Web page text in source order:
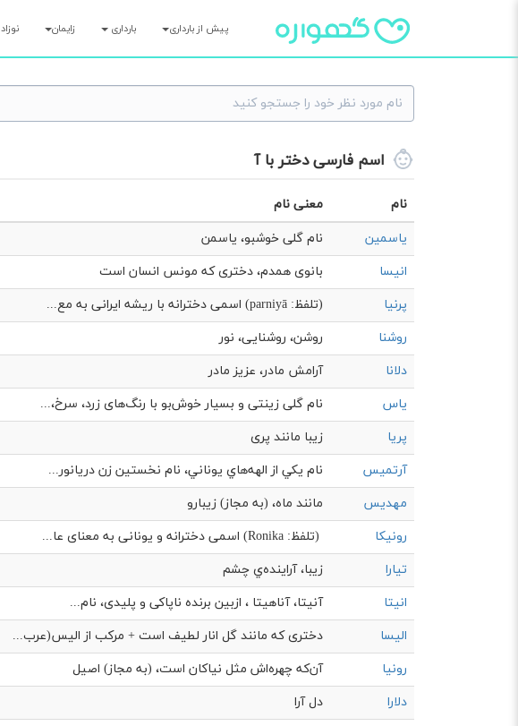
پیش از بارداری بارداری زایمان نوزاد
اسم فارسی دختر با آ
نام معنی نام
یاسمین
نام گلی خوشبو، یاسمن
انیسا
بانوی همدم، دختری که مونس انسان است
پرنیا
(تلفظ: parniyā) اسمی دخترانه با ریشه ایرانی به مع...
روشنا
روشن، روشنایی، نور
دلانا
آرامش مادر، عزیز مادر
یاس
نام گلی زینتی و بسیار خوش‌بو با رنگ‌های زرد، سرخ،...
پریا
زیبا مانند پری
آرتمیس
نام يكي از الهه‌‌هاي يوناني، نام نخستین زن دریانور...
مهدیس
مانند ماه، (به مجاز) زيبارو
رونیکا
(تلفظ: Ronika) اسمی دخترانه و یونانی به معنای عا...
تیارا
زیبا، آراينده‌ي چشم
انیتا
آنیتا، آناهیتا ، ازبین برنده ناپاکی و پلیدی، نام...
الیسا
دختری که مانند گل انار لطیف است + مرکب از الیس(عرب...
رونیا
آن‌که چهره‌اش مثل نیاکان است، (به مجاز) اصيل
دلارا
دل آرا